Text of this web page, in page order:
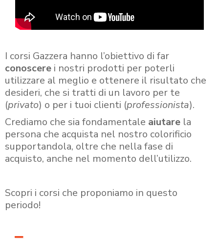
I corsi Gazzera hanno l’obiettivo di far
conoscere i nostri prodotti per poterli
utilizzare al meglio e ottenere il risultato che
desideri, che si tratti di un lavoro per te
(privato) o per i tuoi clienti (professionista).
Crediamo che sia fondamentale aiutare la
persona che acquista nel nostro colorificio
supportandola, oltre che nella fase di
acquisto, anche nel momento dell’utilizzo.
Scopri i corsi che proponiamo in questo
periodo!